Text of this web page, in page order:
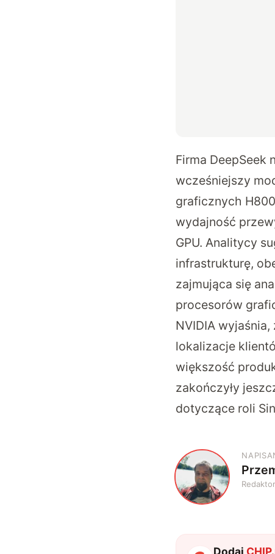
Firma DeepSeek
wcześniejszy
graficznych
wydajność
GPU. Analitycy
infrastrukturę,
zajmująca się
procesorów
NVIDIA
lokalizacje
większość
zakończyły
dotyczące roli
P Redaktor
Dodaj